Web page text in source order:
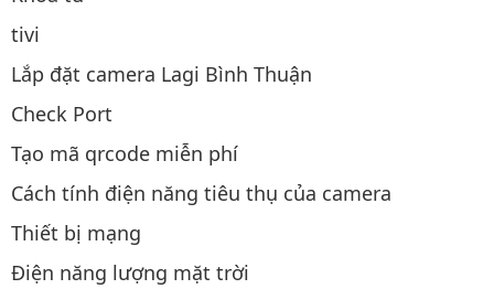
tivi
Lắp đặt camera Lagi Bình Thuận
Check Port
Tạo mã qrcode miễn phí
Cách tính điện năng tiêu thụ của camera
Thiết bị mạng
Điện năng lượng mặt trời